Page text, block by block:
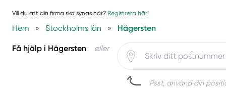
Vill du att din firma ska synas här? Registrera här!
Hem » Stockholms län » Hägersten
Få hjälp i Hägersten eller
Psst, använd din